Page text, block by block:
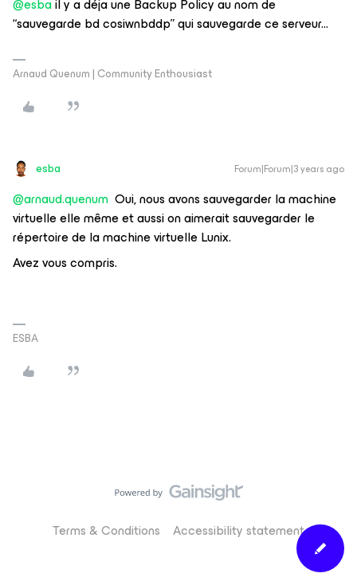
@esbail y a déja une Backup Policy au nom de
“sauvegarde bd cosiwnbddp” qui sauvegarde ce serveur...
Arnaud Quenum | Community Enthousiast
esba Forum|Forum|3 years ago
@arnaud.quenum Oui, nous avons sauvegarder la machine
virtuelle elle même et aussi on aimerait sauvegarder le
répertoire de la machine virtuelle Lunix.
Avez vous compris.
ESBA
Terms & Conditions Accessibility statement